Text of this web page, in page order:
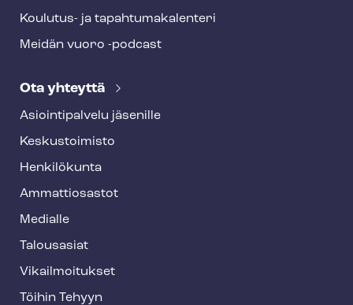
Koulutus- ja ta­pah­tu­ma­ka­len­te­ri
Meidän vuoro -podcast
Ota yhteyttä
Asioin­ti­pal­ve­lu jäsenille
Keskustoimisto
Henkilökunta
Ammattiosastot
Medialle
Talousasiat
Vi­kail­moi­tuk­set
Töihin Tehyyn